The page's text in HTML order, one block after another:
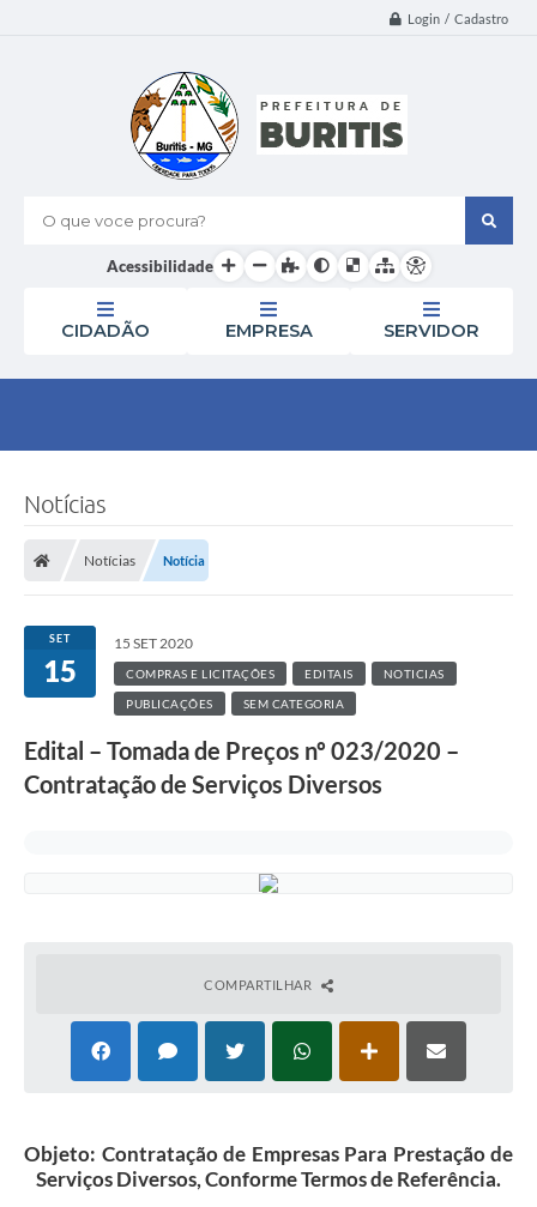
Login / Cadastro
O que voce procura?
Acessibilidade
CIDADÃO EMPRESA SERVIDOR
Notícias
Notícias Notícia
SET
15
15 SET 2020
COMPRAS E LICITAÇÕES EDITAIS NOTICIAS
PUBLICAÇÕES SEM CATEGORIA
Edital – Tomada de Preços nº 023/2020 –
Contratação de Serviços Diversos
COMPARTILHAR
Objeto: Contratação de Empresas Para Prestação de
Serviços Diversos, Conforme Termos de Referência.